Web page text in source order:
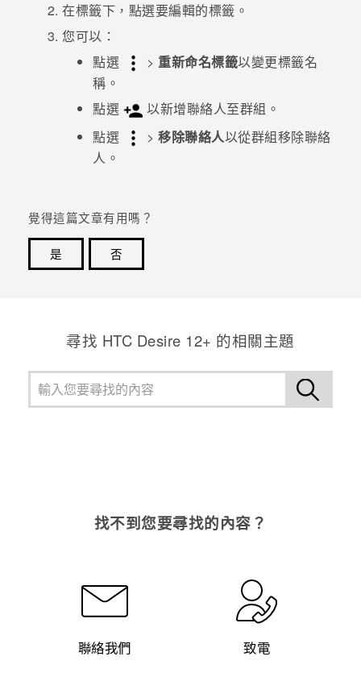
在標籤下，點選要編輯的標籤。
您可以：
點選
> 重新命名標籤以變更標籤名
稱。
點選
以新增聯絡人至群組。
點選
> 移除聯絡人以從群組移除聯絡
人。
覺得這篇文章有用嗎？
是
否
尋找 HTC Desire 12+ 的相關主題
找不到您要尋找的內容？
聯絡我們 致電